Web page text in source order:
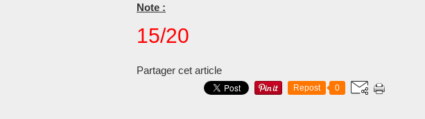
Note :
15/20
Partager cet article
Repost 0